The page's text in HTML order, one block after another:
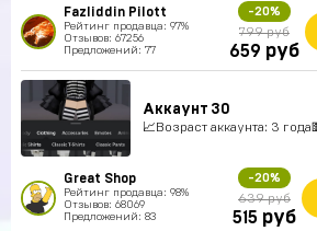
Fazliddin Pilott
Рейтинг продавца: 97%
Отзывов: 67256
Предложений: 77
-20%
799 руб
659 руб
Аккаунт 30
📈Возраст аккаунта: 3
Great Shop
Рейтинг продавца: 98%
Отзывов: 68069
Предложений: 83
-20%
639 руб
515 руб